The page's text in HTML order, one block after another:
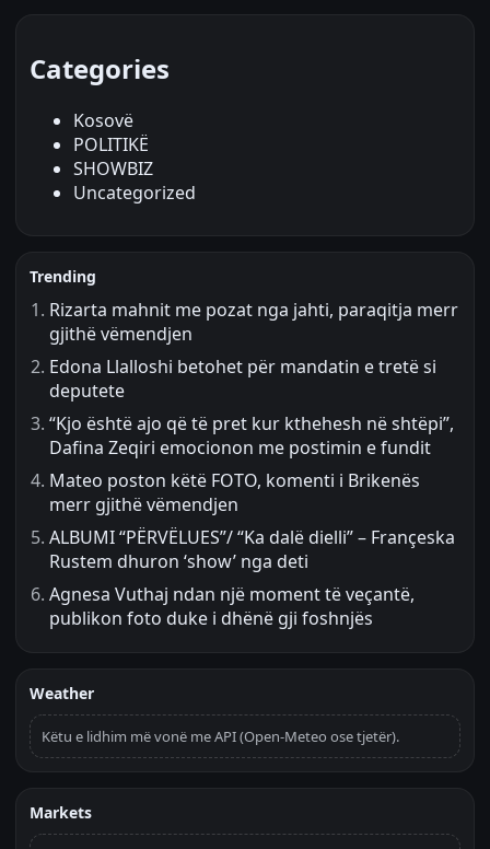
Categories
Kosovë
POLITIKË
SHOWBIZ
Uncategorized
Trending
Rizarta mahnit me pozat nga jahti, paraqitja merr
gjithë vëmendjen
Edona Llalloshi betohet për mandatin e tretë si
deputete
“Kjo është ajo që të pret kur kthehesh në shtëpi”,
Dafina Zeqiri emocionon me postimin e fundit
Mateo poston këtë FOTO, komenti i Brikenës
merr gjithë vëmendjen
ALBUMI “PËRVËLUES”/ “Ka dalë dielli” – Françeska
Rustem dhuron ‘show’ nga deti
Agnesa Vuthaj ndan një moment të veçantë,
publikon foto duke i dhënë gji foshnjës
Weather
Këtu e lidhim më vonë me API (Open-Meteo ose tjetër).
Markets